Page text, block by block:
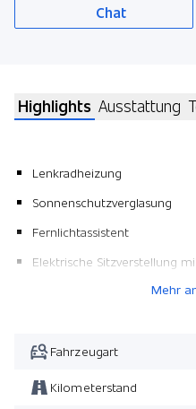
Chat
Highlights Ausstattung
Lenkradheizung
Sonnenschutzverglasung
Fernlichtassistent
Elektrische Sitzverstellung
Lehnenbreitenverstellung
Pack M Sport
Dachhimmel anthrazit
Mehr
Fahrzeugart
Kilometerstand